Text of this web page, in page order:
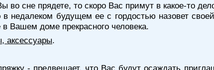
во сне прядете, то скоро Вас примут в какое-то
недалеком будущем ее с гордостью назовет
Вашем доме прекрасного человека.
аксессуары.
- предвещает, что Вас будут осаждать